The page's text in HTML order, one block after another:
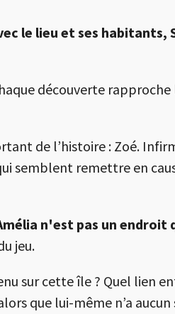
le lieu et ses habitants,
découverte
de l’histoire : Zoé.
semblent remettre en
n'est pas un
jeu.
sur cette île ? Quel lien
que lui-même n’a aucun